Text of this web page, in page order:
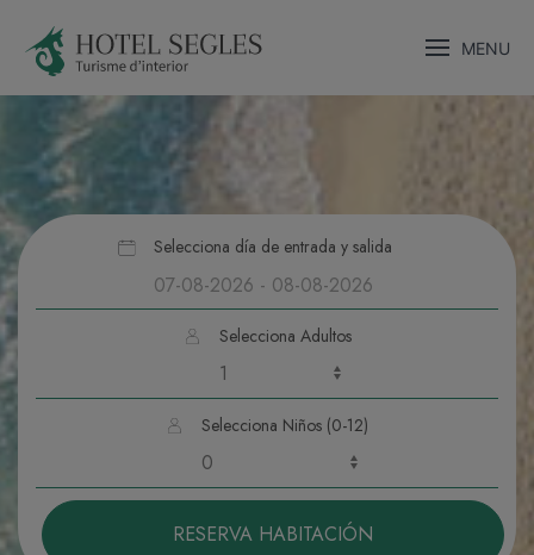
MENU
Selecciona día de entrada y salida
Selecciona Adultos
Selecciona Niños (0-12)
RESERVA HABITACIÓN